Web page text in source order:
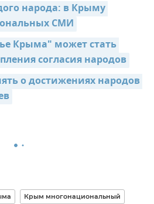
народа: в Крыму
СМИ
Крыма" может стать
согласия народов
о достижениях народов
Крым многонациональный